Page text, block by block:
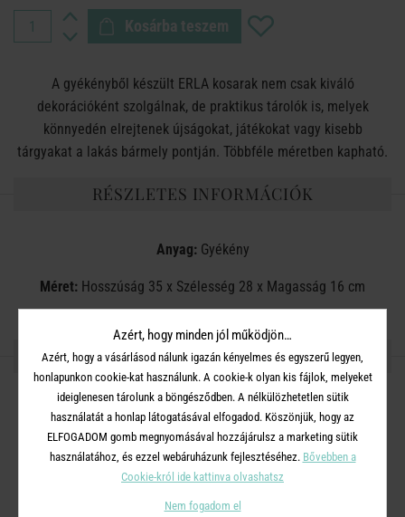
Kosárba teszem
A gyékényből készült ERLA kosarak nem csak kiváló
dekorációként szolgálnak, de praktikus tárolók is, melyek
könnyedén elrejtenek újságokat, játékokat vagy kisebb
tárgyakat a lakás bármely pontján. Többféle méretben kapható.
RÉSZLETES INFORMÁCIÓK
Anyag: Gyékény
Méret: Hosszúság 35 x Szélesség 28 x Magasság 16 cm
OSZD MEG MÁSOKKAL!
A TERMÉKCSALÁD TOVÁBBI
TERMÉKEI
Azért, hogy minden jól működjön…
Azért, hogy a vásárlásod nálunk igazán kényelmes és egyszerű legyen,
honlapunkon cookie-kat használunk. A cookie-k olyan kis fájlok, melyeket
ideiglenesen tárolunk a böngésződben. A nélkülözhetetlen sütik
használatát a honlap látogatásával elfogadod. Köszönjük, hogy az
ELFOGADOM gomb megnyomásával hozzájárulsz a marketing sütik
használatához, és ezzel webáruházunk fejlesztéséhez. Bővebben a
Cookie-król ide kattinva olvashatsz
Nem fogadom el